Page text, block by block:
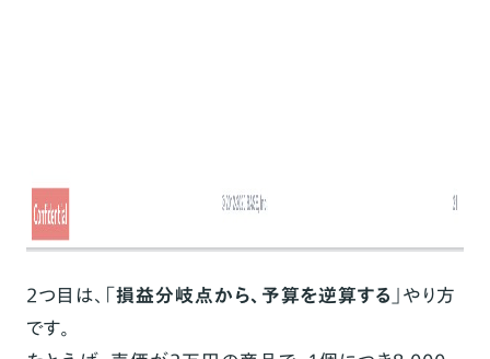
2つ目は、 「損益分岐点から、予算を逆算する」やり方
です。